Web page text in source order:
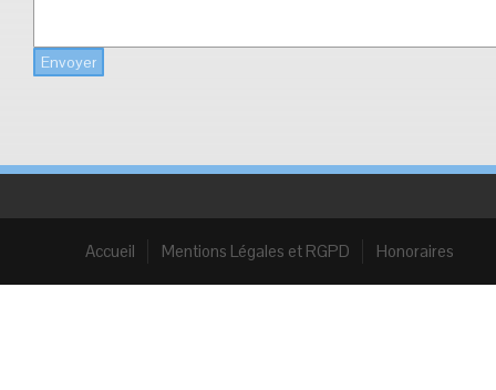
Envoyer
Accueil Mentions Légales et RGPD Honoraires